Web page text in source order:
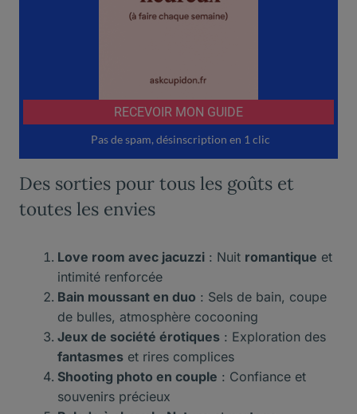
Des sorties pour tous les goûts et
toutes les envies
Love room avec jacuzzi : Nuit romantique et
intimité renforcée
Bain moussant en duo : Sels de bain, coupe
de bulles, atmosphère cocooning
Jeux de société érotiques : Exploration des
fantasmes et rires complices
Shooting photo en couple : Confiance et
souvenirs précieux